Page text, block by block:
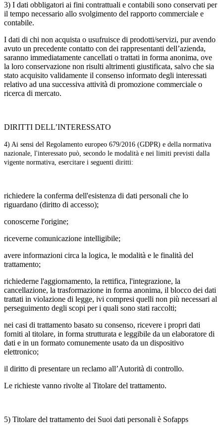
3) I dati obbligatori ai fini contrattuali e contabili sono conservati per
il tempo necessario allo svolgimento del rapporto commerciale e
contabile.
I dati di chi non acquista o usufruisce di prodotti/servizi, pur avendo
avuto un precedente contatto con dei rappresentanti dell’azienda,
saranno immediatamente cancellati o trattati in forma anonima, ove
la loro conservazione non risulti altrimenti giustificata, salvo che sia
stato acquisito validamente il consenso informato degli interessati
relativo ad una successiva attività di promozione commerciale o
ricerca di mercato.
DIRITTI DELL’INTERESSATO
4) Ai sensi del Regolamento europeo 679/2016 (GDPR) e della normativa
nazionale, l'interessato può, secondo le modalità e nei limiti previsti dalla
vigente normativa, esercitare i seguenti diritti:
richiedere la conferma dell'esistenza di dati personali che lo
riguardano (diritto di accesso);
conoscerne l'origine;
riceverne comunicazione intelligibile;
avere informazioni circa la logica, le modalità e le finalità del
trattamento;
richiederne l'aggiornamento, la rettifica, l'integrazione, la
cancellazione, la trasformazione in forma anonima, il blocco dei dati
trattati in violazione di legge, ivi compresi quelli non più necessari al
perseguimento degli scopi per i quali sono stati raccolti;
nei casi di trattamento basato su consenso, ricevere i propri dati
forniti al titolare, in forma strutturata e leggibile da un elaboratore di
dati e in un formato comunemente usato da un dispositivo
elettronico;
il diritto di presentare un reclamo all’Autorità di controllo.
Le richieste vanno rivolte al Titolare del trattamento.
5) Titolare del trattamento dei Suoi dati personali è Sofapps